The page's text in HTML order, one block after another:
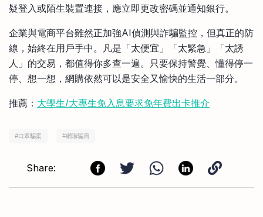
疑登入或陌生裝置連接，應立即更改密碼並通知銀行。
企業與電商平台雖然正加強AI偵測與詐騙監控，但真正的防
線，始終在用戶手中。凡是「太便宜」「太緊急」「太誘
人」的交易，都值得你多查一遍。只要保持警覺、懂得停一
停、想一想，網購依然可以是安全又愉快的生活一部分。
推薦： 大學生/大專生免入息要求免年費出卡推介
#口罩騙案 #網購騙局
Share: